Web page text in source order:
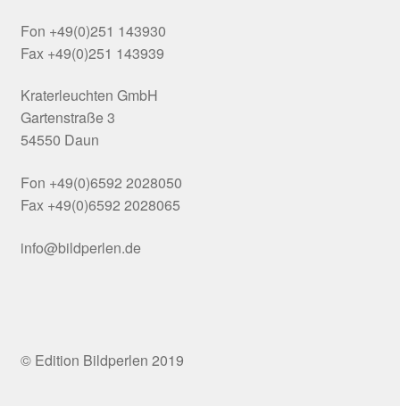
Fon +49(0)251 143930
Fax +49(0)251 143939
Kraterleuchten GmbH
Gartenstraße 3
54550 Daun
Fon +49(0)6592 2028050
Fax +49(0)6592 2028065
info@bildperlen.de
© Edition Bildperlen 2019